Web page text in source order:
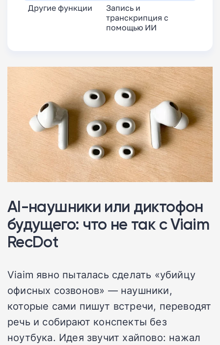
Другие функции
Запись и
транскрипция с
помощью ИИ
AI-наушники или диктофон
будущего: что не так с Viaim
RecDot
Viaim явно пыталась сделать «убийцу
офисных созвонов» — наушники,
которые сами пишут встречи, переводят
речь и собирают конспекты без
ноутбука. Идея звучит хайпово: нажал